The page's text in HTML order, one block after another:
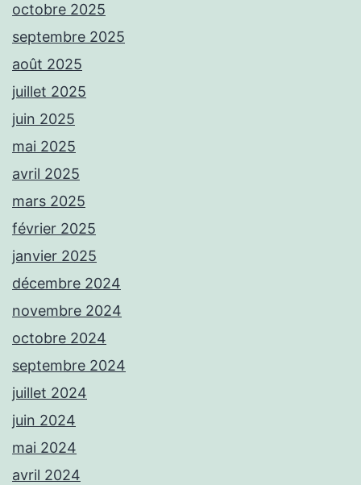
octobre 2025
septembre 2025
août 2025
juillet 2025
juin 2025
mai 2025
avril 2025
mars 2025
février 2025
janvier 2025
décembre 2024
novembre 2024
octobre 2024
septembre 2024
juillet 2024
juin 2024
mai 2024
avril 2024